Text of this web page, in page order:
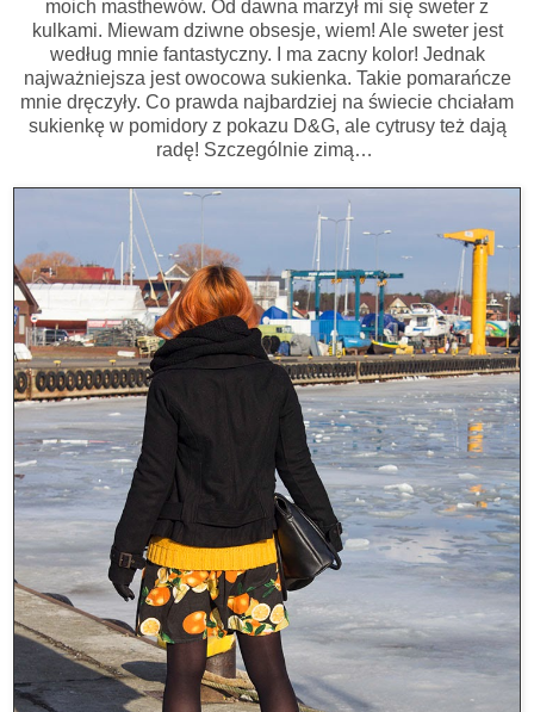
moich masthewów. Od dawna marzył mi się sweter z
kulkami. Miewam dziwne obsesje, wiem! Ale sweter jest
według mnie fantastyczny. I ma zacny kolor! Jednak
najważniejsza jest owocowa sukienka. Takie pomarańcze
mnie dręczyły. Co prawda najbardziej na świecie chciałam
sukienkę w pomidory z pokazu D&G, ale cytrusy też dają
radę! Szczególnie zimą…